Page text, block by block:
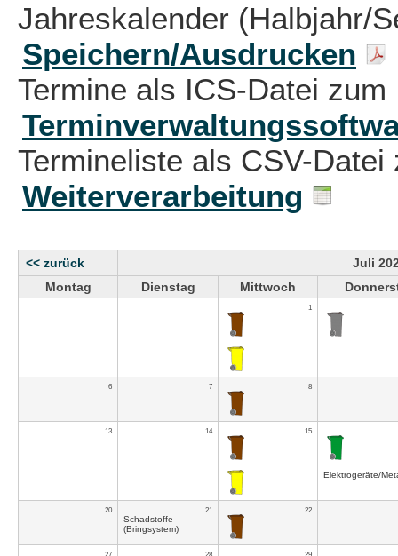
Jahreskalender (Halbjahr/
Speichern/Ausdrucken
Termine als ICS-Datei zum
Termineliste als CSV-
Weiterverarbeitung
<< zurück
Juli
Montag
Dienstag Mittwoch
1
6 7 8
13 14 15
Elektrogeräte/
20 21
Schadstoffe
(Bringsystem)
22